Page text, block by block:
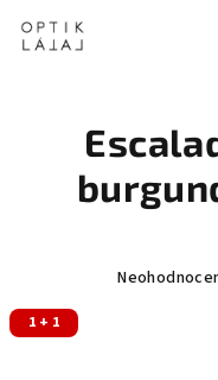
obsah
Průměrné
1 + 1